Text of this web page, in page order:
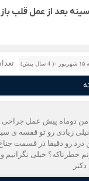
از عمل قلب باز – پرسش
تعداد بازدید:
پیش عمل جراحی قلب
رو تو قفسه ی سینه
رو دقیقا در قسمت جناغ
خیلی نگرانیم وتو این